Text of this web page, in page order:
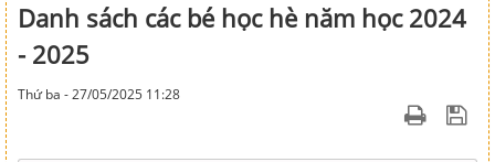
Danh sách các bé học hè năm học 2024
- 2025
Thứ ba - 27/05/2025 11:28